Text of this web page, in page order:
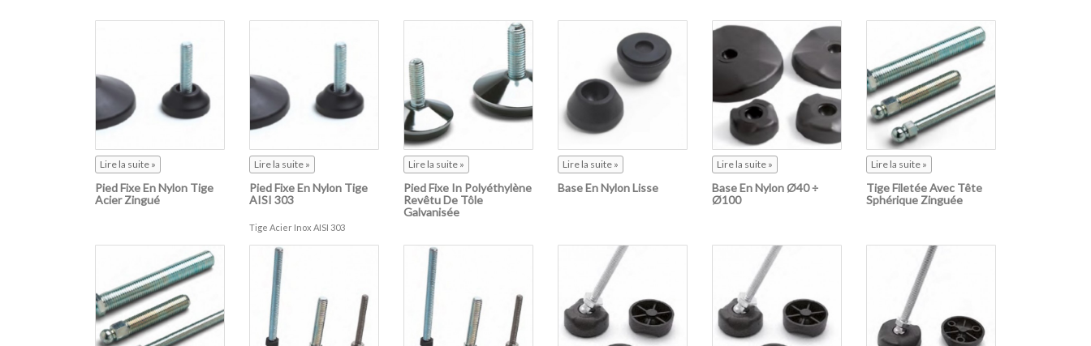
Lire la suite »
Pied Fixe En Nylon Tige
Acier Zingué
Lire la suite »
Pied Fixe En Nylon Tige
AISI 303
Tige Acier Inox AISI 303
Lire la suite »
Pied Fixe In Polyéthylène
Revêtu De Tôle
Galvanisée
Lire la suite »
Base En Nylon Lisse
Lire la suite »
Base En Nylon Ø40 ÷
Ø100
Lire la suite »
Tige Filetée Avec Tête
Sphérique Zinguée